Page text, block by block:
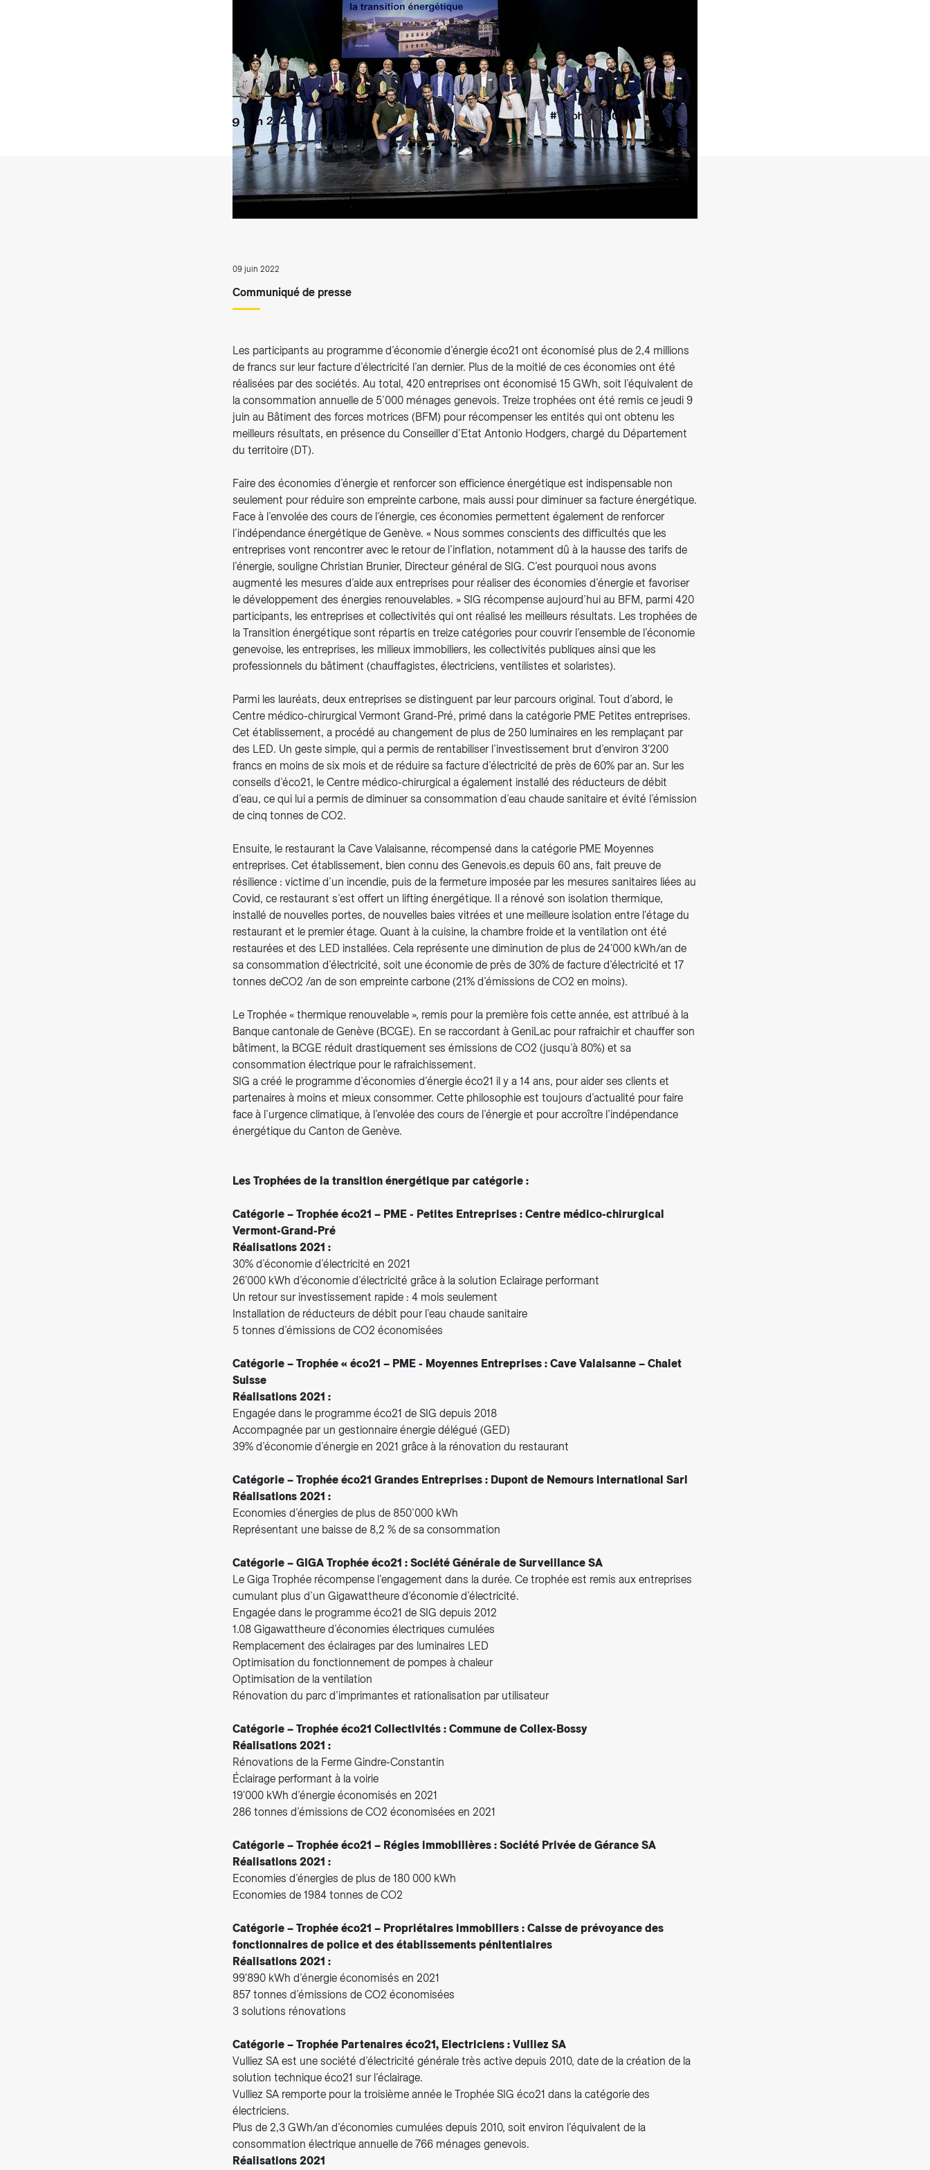
Tarifs et règlements
09 juin 2022
Communiqué de presse
Les participants au programme d’économie d’énergie éco21 ont économisé plus de 2,4 millions
de francs sur leur facture d’électricité l’an dernier. Plus de la moitié de ces économies ont été
réalisées par des sociétés. Au total, 420 entreprises ont économisé 15 GWh, soit l’équivalent de
la consommation annuelle de 5’000 ménages genevois. Treize trophées ont été remis ce jeudi 9
juin au Bâtiment des forces motrices (BFM) pour récompenser les entités qui ont obtenu les
meilleurs résultats, en présence du Conseiller d’Etat Antonio Hodgers, chargé du Département
du territoire (DT).
Faire des économies d’énergie et renforcer son efficience énergétique est indispensable non
seulement pour réduire son empreinte carbone, mais aussi pour diminuer sa facture énergétique.
Face à l’envolée des cours de l’énergie, ces économies permettent également de renforcer
l’indépendance énergétique de Genève. « Nous sommes conscients des difficultés que les
entreprises vont rencontrer avec le retour de l’inflation, notamment dû à la hausse des tarifs de
l’énergie, souligne Christian Brunier, Directeur général de SIG. C’est pourquoi nous avons
augmenté les mesures d’aide aux entreprises pour réaliser des économies d’énergie et favoriser
le développement des énergies renouvelables. » SIG récompense aujourd’hui au BFM, parmi 420
participants, les entreprises et collectivités qui ont réalisé les meilleurs résultats. Les trophées de
la Transition énergétique sont répartis en treize catégories pour couvrir l’ensemble de l’économie
genevoise, les entreprises, les milieux immobiliers, les collectivités publiques ainsi que les
professionnels du bâtiment (chauffagistes, électriciens, ventilistes et solaristes).
Parmi les lauréats, deux entreprises se distinguent par leur parcours original. Tout d’abord, le
Centre médico-chirurgical Vermont Grand-Pré, primé dans la catégorie PME Petites entreprises.
Cet établissement, a procédé au changement de plus de 250 luminaires en les remplaçant par
des LED. Un geste simple, qui a permis de rentabiliser l’investissement brut d’environ 3'200
francs en moins de six mois et de réduire sa facture d’électricité de près de 60% par an. Sur les
conseils d’éco21, le Centre médico-chirurgical a également installé des réducteurs de débit
d’eau, ce qui lui a permis de diminuer sa consommation d’eau chaude sanitaire et évité l’émission
de cinq tonnes de CO2.
Ensuite, le restaurant la Cave Valaisanne, récompensé dans la catégorie PME Moyennes
entreprises. Cet établissement, bien connu des Genevois.es depuis 60 ans, fait preuve de
résilience : victime d’un incendie, puis de la fermeture imposée par les mesures sanitaires liées au
Covid, ce restaurant s’est offert un lifting énergétique. Il a rénové son isolation thermique,
installé de nouvelles portes, de nouvelles baies vitrées et une meilleure isolation entre l'étage du
restaurant et le premier étage. Quant à la cuisine, la chambre froide et la ventilation ont été
restaurées et des LED installées. Cela représente une diminution de plus de 24'000 kWh/an de
sa consommation d’électricité, soit une économie de près de 30% de facture d’électricité et 17
tonnes deCO2 /an de son empreinte carbone (21% d’émissions de CO2 en moins).
Le Trophée « thermique renouvelable », remis pour la première fois cette année, est attribué à la
Banque cantonale de Genève (BCGE). En se raccordant à GeniLac pour rafraichir et chauffer son
bâtiment, la BCGE réduit drastiquement ses émissions de CO2 (jusqu’à 80%) et sa
consommation électrique pour le rafraichissement.
SIG a créé le programme d’économies d’énergie éco21 il y a 14 ans, pour aider ses clients et
partenaires à moins et mieux consommer. Cette philosophie est toujours d’actualité pour faire
face à l’urgence climatique, à l’envolée des cours de l’énergie et pour accroître l’indépendance
énergétique du Canton de Genève.
Les Trophées de la transition énergétique par catégorie :
Catégorie – Trophée éco21 – PME - Petites Entreprises : Centre médico-chirurgical
Vermont-Grand-Pré
Réalisations 2021 :
30% d’économie d’électricité en 2021
26'000 kWh d’économie d’électricité grâce à la solution Eclairage performant
Un retour sur investissement rapide : 4 mois seulement
Installation de réducteurs de débit pour l’eau chaude sanitaire
5 tonnes d’émissions de CO2 économisées
Catégorie – Trophée « éco21 – PME - Moyennes Entreprises : Cave Valaisanne – Chalet
Suisse
Réalisations 2021 :
Engagée dans le programme éco21 de SIG depuis 2018
Accompagnée par un gestionnaire énergie délégué (GED)
39% d’économie d’énergie en 2021 grâce à la rénovation du restaurant
Catégorie – Trophée éco21 Grandes Entreprises : Dupont de Nemours international Sarl
Réalisations 2021 :
Economies d’énergies de plus de 850’000 kWh
Représentant une baisse de 8,2 % de sa consommation
Catégorie – GIGA Trophée éco21 : Société Générale de Surveillance SA
Le Giga Trophée récompense l’engagement dans la durée. Ce trophée est remis aux entreprises
cumulant plus d’un Gigawattheure d’économie d’électricité.
Engagée dans le programme éco21 de SIG depuis 2012
1.08 Gigawattheure d’économies électriques cumulées
Remplacement des éclairages par des luminaires LED
Optimisation du fonctionnement de pompes à chaleur
Optimisation de la ventilation
Rénovation du parc d’imprimantes et rationalisation par utilisateur
Catégorie – Trophée éco21 Collectivités : Commune de Collex-Bossy
Réalisations 2021 :
Rénovations de la Ferme Gindre-Constantin
Éclairage performant à la voirie
19'000 kWh d’énergie économisés en 2021
286 tonnes d’émissions de CO2 économisées en 2021
Catégorie – Trophée éco21 – Régies immobilières : Société Privée de Gérance SA
Réalisations 2021 :
Economies d’énergies de plus de 180 000 kWh
Economies de 1984 tonnes de CO2
Catégorie – Trophée éco21 – Propriétaires immobiliers : Caisse de prévoyance des
fonctionnaires de police et des établissements pénitentiaires
Réalisations 2021 :
99'890 kWh d’énergie économisés en 2021
857 tonnes d’émissions de CO2 économisées
3 solutions rénovations
Catégorie – Trophée Partenaires éco21, Electriciens : Vulliez SA
Vulliez SA est une société d’électricité générale très active depuis 2010, date de la création de la
solution technique éco21 sur l’éclairage.
Vulliez SA remporte pour la troisième année le Trophée SIG éco21 dans la catégorie des
électriciens.
Plus de 2,3 GWh/an d’économies cumulées depuis 2010, soit environ l’équivalent de la
consommation électrique annuelle de 766 ménages genevois.
Réalisations 2021